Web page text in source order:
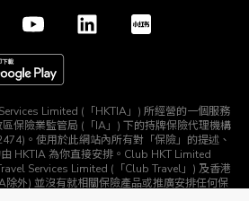
Limited (「HKTIA」) 所經營的一個服務
保險業監管局 (「IA」) 下的持牌保險代理機構
。使用於此網站內所有對「保險」的提述、
HKTIA 為你直接安排。Club HKT Limited
Services Limited (「Club Travel」) 及香港
除外) 並沒有就相關保險產品或推廣安排任何保